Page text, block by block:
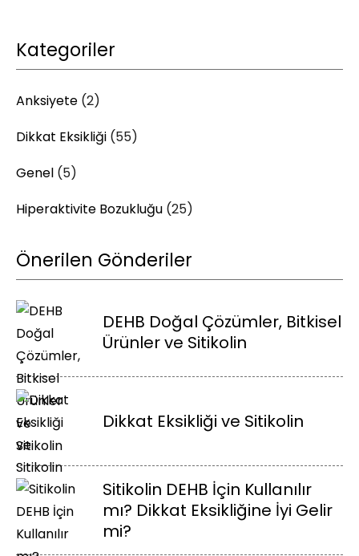
Kategoriler
Anksiyete (2)
Dikkat Eksikliği (55)
Genel (5)
Hiperaktivite Bozukluğu (25)
Önerilen Gönderiler
DEHB Doğal Çözümler, Bitkisel
Ürünler ve Sitikolin
Dikkat Eksikliği ve Sitikolin
Sitikolin DEHB İçin Kullanılır
mı? Dikkat Eksikliğine İyi Gelir
mi?